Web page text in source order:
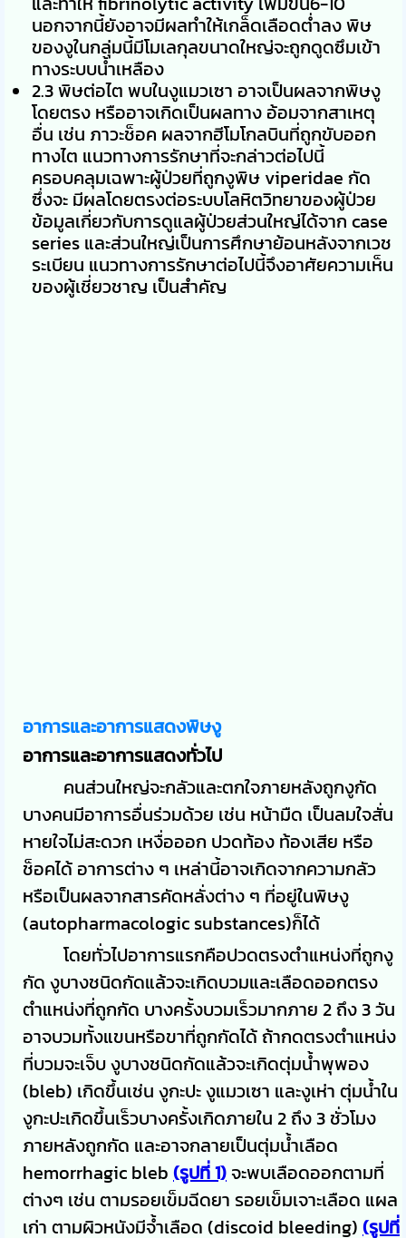
นอกจากนี้ยังอาจมีผลทําให้เกล็ดเลือดตํ่าลง พิษ
ของงูในกลุ่มนี้มีโมเลกุลขนาดใหญ่จะถูกดูดซึมเข้า
ทางระบบนํ้าเหลือง
2.3 พิษต่อไต พบในงูแมวเซา อาจเป็นผลจากพิษงู
โดยตรง หรืออาจเกิดเป็นผลทาง อ้อมจากสาเหตุ
อื่น เช่น ภาวะช็อค ผลจากฮีโมโกลบินที่ถูกขับออก
ทางไต แนวทางการรักษาที่จะกล่าวต่อไปนี้
ครอบคลุมเฉพาะผู้ป่วยที่ถูกงูพิษ viperidae กัด
ซึ่งจะ มีผลโดยตรงต่อระบบโลหิตวิทยาของผู้ป่วย
ข้อมูลเกี่ยวกับการดูแลผู้ป่วยส่วนใหญ่ได้จาก case
series และส่วนใหญ่เป็นการศึกษาย้อนหลังจากเวช
ระเบียน แนวทางการรักษาต่อไปนี้จึงอาศัยความเห็น
ของผู้เชี่ยวชาญ เป็นสําคัญ
อาการและอาการแสดงพิษงู
อาการและอาการแสดงทั่วไป
คนส่วนใหญ่จะกลัวและตกใจภายหลังถูกงูกัด
บางคนมีอาการอื่นร่วมด้วย เช่น หน้ามืด เป็นลมใจสั่น
หายใจไม่สะดวก เหงื่อออก ปวดท้อง ท้องเสีย หรือ
ช็อคได้ อาการต่าง ๆ เหล่านี้อาจเกิดจากความกลัว
หรือเป็นผลจากสารคัดหลั่งต่าง ๆ ที่อยู่ในพิษงู
(autopharmacologic substances)ก็ได้
โดยทั่วไปอาการแรกคือปวดตรงตำแหน่งที่ถูกงู
กัด งูบางชนิดกัดแล้วจะเกิดบวมและเลือดออกตรง
ตำแหน่งที่ถูกกัด บางครั้งบวมเร็วมากภาย 2 ถึง 3 วัน
อาจบวมทั้งแขนหรือขาที่ถูกกัดได้ ถ้ากดตรงตำแหน่ง
ที่บวมจะเจ็บ งูบางชนิดกัดแล้วจะเกิดตุ่มน้ำพุพอง
(bleb) เกิดขึ้นเช่น งูกะปะ งูแมวเซา และงูเห่า ตุ่มน้ำใน
งูกะปะเกิดขึ้นเร็วบางครั้งเกิดภายใน 2 ถึง 3 ชั่วโมง
ภายหลังถูกกัด และอาจกลายเป็นตุ่มน้ำเลือด
hemorrhagic bleb (รูปที่ 1) จะพบเลือดออกตามที่
ต่างๆ เช่น ตามรอยเข็มฉีดยา รอยเข็มเจาะเลือด แผล
เก่า ตามผิวหนังมีจ้ำเลือด (discoid bleeding) (รูปที่